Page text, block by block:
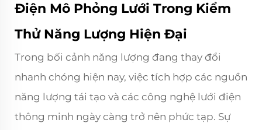
Điện Mô Phỏng Lưới Trong Kiểm
Thử Năng Lượng Hiện Đại
Trong bối cảnh năng lượng đang thay đổi
nhanh chóng hiện nay, việc tích hợp các nguồn
năng lượng tái tạo và các công nghệ lưới điện
thông minh ngày càng trở nên phức tạp. Sự